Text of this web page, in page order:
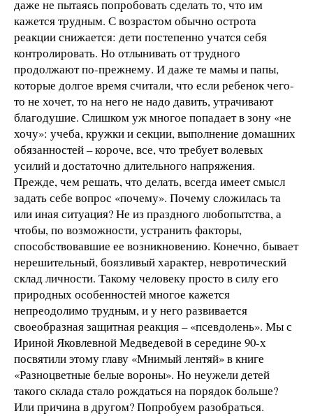
даже не пытаясь попробовать сделать то, что им
кажется трудным. С возрастом обычно острота
реакции снижается: дети постепенно учатся себя
контролировать. Но отлынивать от трудного
продолжают по-прежнему. И даже те мамы и папы,
которые долгое время считали, что если ребенок чего-
то не хочет, то на него не надо давить, утрачивают
благодушие. Слишком уж многое попадает в зону «не
хочу»: учеба, кружки и секции, выполнение домашних
обязанностей – короче, все, что требует волевых
усилий и достаточно длительного напряжения.
Прежде, чем решать, что делать, всегда имеет смысл
задать себе вопрос «почему». Почему сложилась та
или иная ситуация? Не из праздного любопытства, а
чтобы, по возможности, устранить факторы,
способствовавшие ее возникновению. Конечно, бывает
нерешительный, боязливый характер, невротический
склад личности. Такому человеку просто в силу его
природных особенностей многое кажется
непреодолимо трудным, и у него развивается
своеобразная защитная реакция – «псевдолень». Мы с
Ириной Яковлевной Медведевой в середине 90-х
посвятили этому главу «Мнимый лентяй» в книге
«Разноцветные белые вороны». Но неужели детей
такого склада стало рождаться на порядок больше?
Или причина в другом? Попробуем разобраться.